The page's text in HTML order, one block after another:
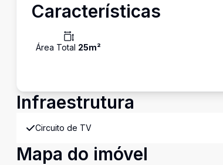
Características
Área Total 25m²
Infraestrutura
Circuito de TV
Mapa do imóvel